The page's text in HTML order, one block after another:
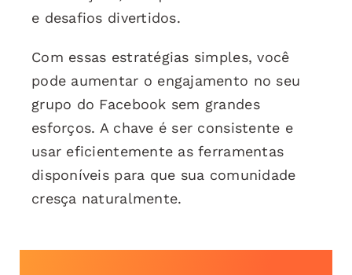
e desafios divertidos.
Com essas estratégias simples, você
pode aumentar o engajamento no seu
grupo do Facebook sem grandes
esforços. A chave é ser consistente e
usar eficientemente as ferramentas
disponíveis para que sua comunidade
cresça naturalmente.